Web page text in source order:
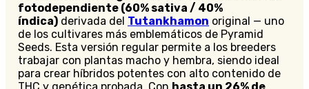
fotodependiente (60% sativa / 40%
índica) derivada del Tutankhamon original — uno
de los cultivares más emblemáticos de Pyramid
Seeds. Esta versión regular permite a los breeders
trabajar con plantas macho y hembra, siendo ideal
para crear híbridos potentes con alto contenido de